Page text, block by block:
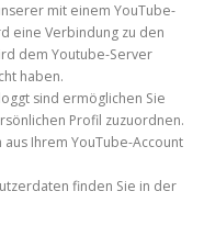
mit einem YouTube-
eine Verbindung zu den
dem Youtube-Server
haben.
sind ermöglichen Sie
Profil zuzuordnen.
Ihrem YouTube-Account
finden Sie in der